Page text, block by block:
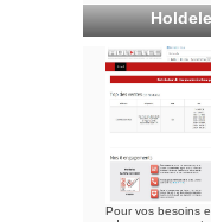
Pour vos besoins